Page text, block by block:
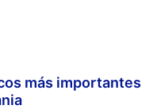
más importantes